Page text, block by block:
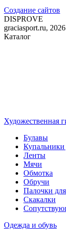
Создание сайтов
DISPROVE
graciasport.ru, 2026
Каталог
Художественная
Булавы
Купальники
Ленты
Мячи
Обмотка
Обручи
Палочки
Скакалки
Одежда и обувь